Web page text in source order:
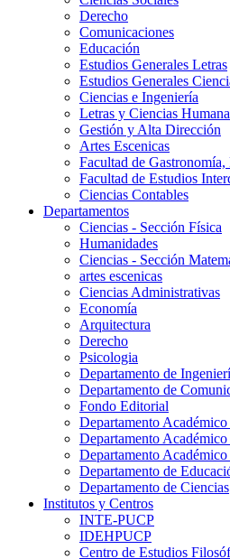
Derecho
Comunicaciones
Educación
Estudios Generales Letras
Estudios Generales
Ciencias e Ingeniería
Letras y Ciencias
Gestión y Alta Dirección
Artes Escenicas
Facultad de
Facultad de Estudios
Ciencias Contables
Departamentos
Ciencias - Sección Física
Humanidades
Ciencias - Sección
artes escenicas
Ciencias Administrativas
Economía
Arquitectura
Derecho
Psicologia
Departamento de
Departamento de
Fondo Editorial
Departamento
Departamento
Departamento
Departamento de
Departamento de Ciencias
Institutos y Centros
INTE-PUCP
IDEHPUCP
Centro de Estudios